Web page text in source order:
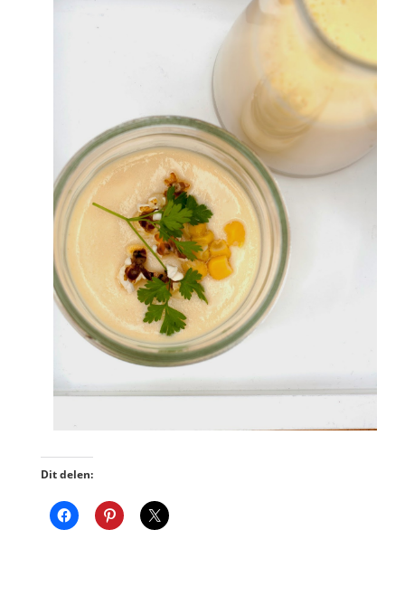
Dit delen: